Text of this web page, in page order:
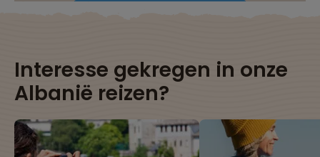
Interesse gekregen in onze
Albanië reizen?